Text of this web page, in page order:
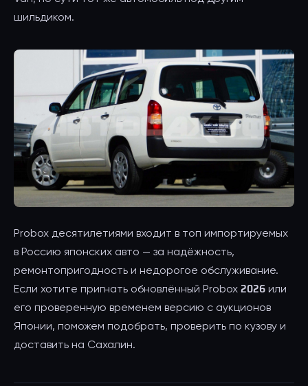
шильдиком.
Probox десятилетиями входит в топ импортируемых
в Россию японских авто — за надёжность,
ремонтопригодность и недорогое обслуживание.
Если хотите пригнать обновлённый Probox 2026 или
его проверенную временем версию с аукционов
Японии, поможем подобрать, проверить по кузову и
доставить на Сахалин.